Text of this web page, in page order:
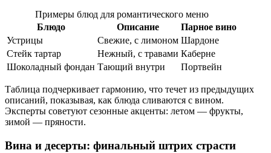
Примеры блюд для романтического меню
Блюдо
Описание
Парное вино
Устрицы
Свежие, с лимоном Шардоне
Стейк тартар
Нежный, с травами Каберне
Шоколадный фондан Тающий внутри Портвейн
Таблица подчеркивает гармонию, что течет из предыдущих
описаний, показывая, как блюда сливаются с вином.
Эксперты советуют сезонные акценты: летом — фрукты,
зимой — пряности.
Вина и десерты: финальный штрих страсти